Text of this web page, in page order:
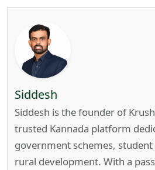
Siddesh
Siddesh is the founder of
trusted Kannada platform
government schemes,
rural development. With a